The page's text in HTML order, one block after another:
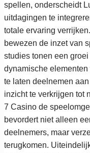
spellen, onderscheidt
uitdagingen te
totale ervaring
bewezen de inzet van
studies tonen een
dynamische
te laten deelnemen
inzicht te verkrijgen tot
7 Casino de
bevordert niet alleen
deelnemers, maar
terugkomen.